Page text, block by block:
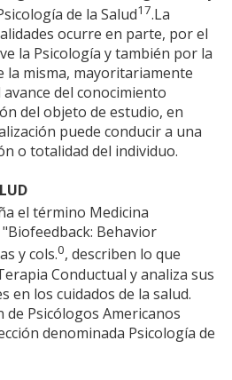
de la Salud17.La
ocurre en parte, por el
la Psicología y también por la
la misma, mayoritariamente
del conocimiento
del objeto de estudio, en
puede conducir a una
o totalidad del individuo.
el término Medicina
Behavior
y cols.0, describen lo que
Conductual y analiza sus
en los cuidados de la salud.
de Psicólogos Americanos
denominada Psicología de